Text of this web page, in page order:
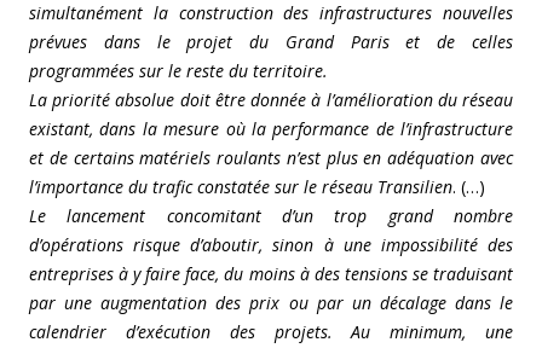
simultanément la construction des infrastructures nouvelles
prévues dans le projet du Grand Paris et de celles
programmées sur le reste du territoire.
La priorité absolue doit être donnée à l’amélioration du réseau
existant, dans la mesure où la performance de l’infrastructure
et de certains matériels roulants n’est plus en adéquation avec
l’importance du trafic constatée sur le réseau Transilien. (…)
Le lancement concomitant d’un trop grand nombre
d’opérations risque d’aboutir, sinon à une impossibilité des
entreprises à y faire face, du moins à des tensions se traduisant
par une augmentation des prix ou par un décalage dans le
calendrier d’exécution des projets. Au minimum, une